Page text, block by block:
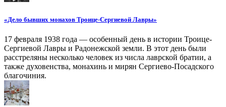
«Дело бывших монахов Троице-Сергиевой Лавры»
17 февраля 1938 года — особенный день в истории Троице-
Сергиевой Лавры и Радонежской земли. В этот день были
расстреляны несколько человек из числа лаврской братии, а
также духовенства, монахинь и мирян Сергиево-Посадского
благочиния.